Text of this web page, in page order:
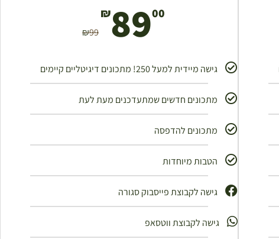
₪99
₪8900
גישה מיידית למעל 250! מתכונים דיגיטליים קיימים
מתכונים חדשים שמתעדכנים מעת לעת
מתכונים להדפסה
הטבות מיוחדות
גישה לקבוצת פייסבוק סגורה ​
גישה לקבוצת ווטסאפ